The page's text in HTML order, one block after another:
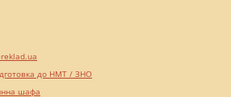
до НМТ / ЗНО
шафа